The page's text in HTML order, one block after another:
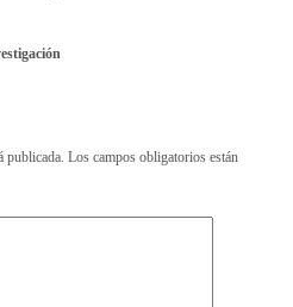
publicada. Los campos obligatorios están